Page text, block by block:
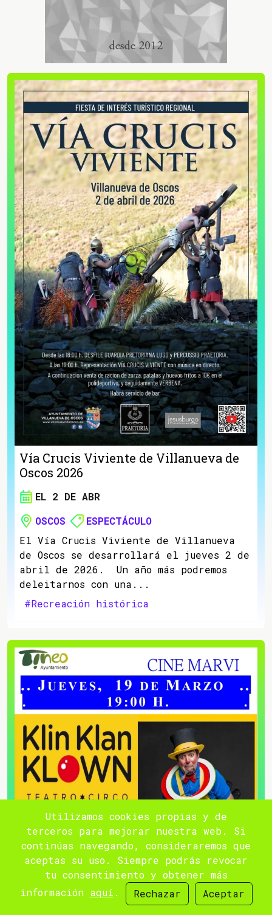
Vía Crucis Viviente de Villanueva de
Oscos 2026
EL 2 DE ABR
OSCOS
ESPECTÁCULO
El Vía Crucis Viviente de Villanueva
de Oscos se desarrollará el jueves 2 de
abril de 2026. Un año más podremos
deleitarnos con una...
#Recreación histórica
Utilizamos cookies propias y de
terceros para mejorar nuestra web. Si
continúas navegando, consideraremos que
aceptas su uso. Siempre podrás revocar
tu consentimiento y obtener más
información aquí . Rechazar Aceptar